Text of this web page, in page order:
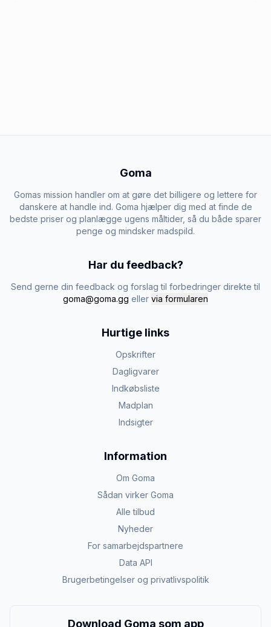
Goma
Gomas mission handler om at gøre det billigere og lettere for
danskere at handle ind. Goma hjælper dig med at finde de
bedste priser og planlægge ugens måltider, så du både sparer
penge og mindsker madspild.
Har du feedback?
Send gerne din feedback og forslag til forbedringer direkte til
goma@goma.gg eller via formularen
Hurtige links
Opskrifter
Dagligvarer
Indkøbsliste
Madplan
Indsigter
Information
Om Goma
Sådan virker Goma
Alle tilbud
Nyheder
For samarbejdspartnere
Data API
Brugerbetingelser og privatlivspolitik
Download Goma som app